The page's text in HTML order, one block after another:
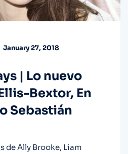
January 27, 2018
| Lo nuevo
Bextor, En
Sebastián
de Ally Brooke, Liam